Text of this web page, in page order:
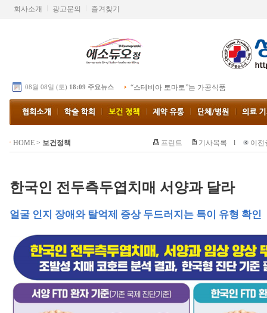
회사소개 광고문의 즐겨찾기
08월 08일 (토) 18:09 주요뉴스 “스테비아 토마토”는 가공식품
HOME> 보건정책 프린트 기사목록 l 이전
한국인 전두측두엽치매 서양과 달라
얼굴 인지 장애와 탈억제 증상 두드러지는 특이 유형 확인